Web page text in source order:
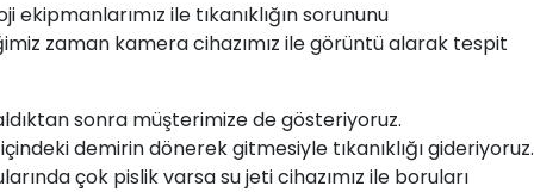
ekipmanlarımız ile tıkanıklığın sorununu
zaman kamera cihazımız ile görüntü alarak tespit
sonra müşterimize de gösteriyoruz.
demirin dönerek gitmesiyle tıkanıklığı gideriyoruz.
çok pislik varsa su jeti cihazımız ile boruları